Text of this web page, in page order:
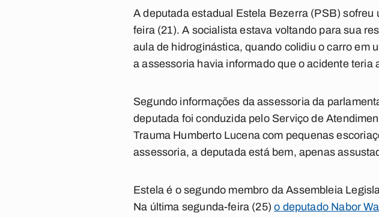
A deputada estadual Estela Bezerra (PSB)
feira (21). A socialista estava voltando para sua
aula de hidroginástica, quando colidiu o carro em
a assessoria havia informado que o acidente teria
Segundo informações da assessoria da
deputada foi conduzida pelo Serviço de
Trauma Humberto Lucena com pequenas
assessoria, a deputada está bem, apenas
Estela é o segundo membro da Assembleia
Na última segunda-feira (25)o deputado Nabor